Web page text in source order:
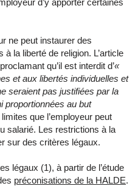
ne peut instaurer des
la liberté de religion. L’article
qu’il est interdit d’«
et aux libertés individuelles et
seraient pas justifiées par la
proportionnées au but
que l’employeur peut
salarié. Les restrictions à la
sur des critères légaux.
légaux (1), à partir de l’étude
préconisations de la HALDE.